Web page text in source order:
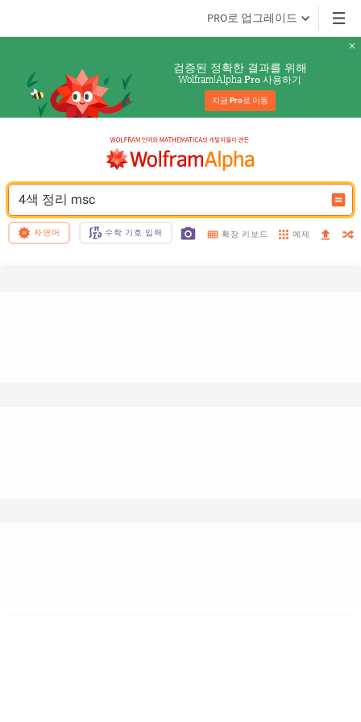
PRO로 업그레이드
검증된 정확한 결과를 위해
Wolfram|Alpha Pro 사용하기
지금 Pro로 이동
4색 정리 msc
자연어 수학 기호 입력 확장 키보드 예제